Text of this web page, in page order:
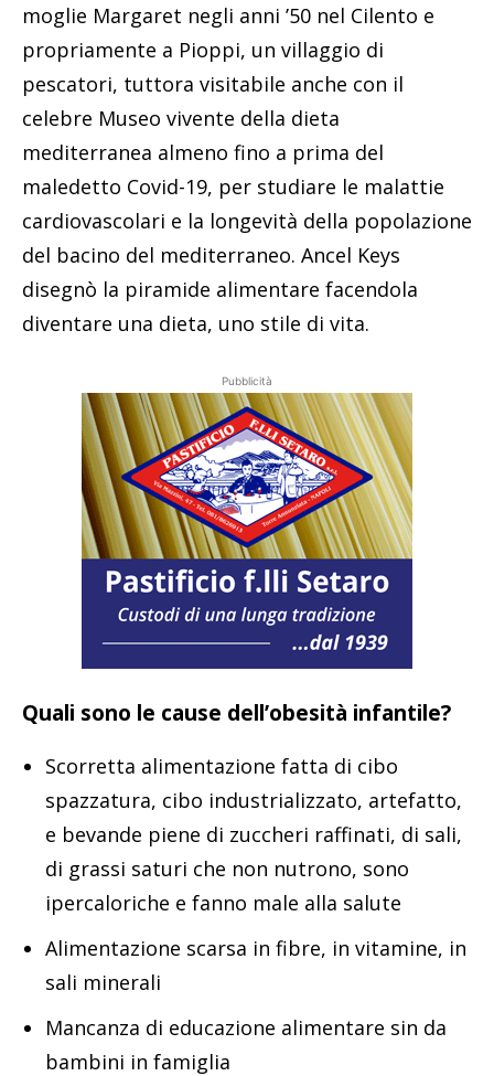
moglie Margaret negli anni ’50 nel Cilento e
propriamente a Pioppi, un villaggio di
pescatori, tuttora visitabile anche con il
celebre Museo vivente della dieta
mediterranea almeno fino a prima del
maledetto Covid-19, per studiare le malattie
cardiovascolari e la longevità della popolazione
del bacino del mediterraneo. Ancel Keys
disegnò la piramide alimentare facendola
diventare una dieta, uno stile di vita.
Pubblicità
Quali sono le cause dell’obesità infantile?
Scorretta alimentazione fatta di cibo
spazzatura, cibo industrializzato, artefatto,
e bevande piene di zuccheri raffinati, di sali,
di grassi saturi che non nutrono, sono
ipercaloriche e fanno male alla salute
Alimentazione scarsa in fibre, in vitamine, in
sali minerali
Mancanza di educazione alimentare sin da
bambini in famiglia